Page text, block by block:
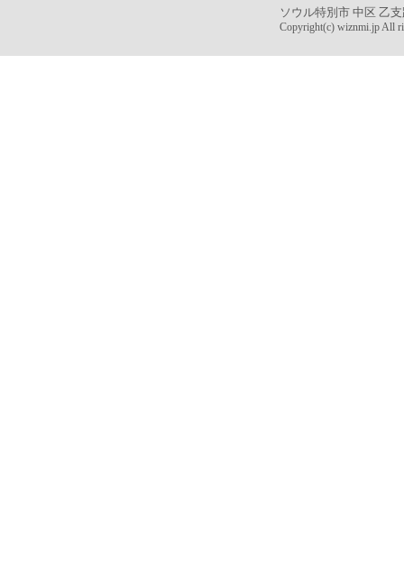
ソウル特別市 中区 乙
Copyright(c) wiznmi.jp All